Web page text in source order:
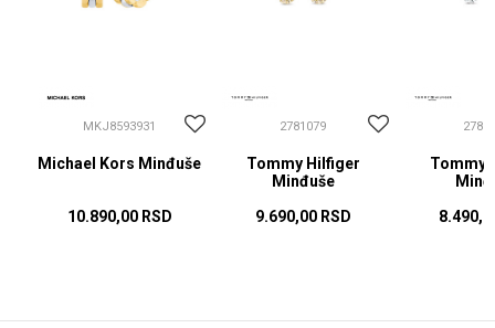
MKJ8593931
Michael Kors Minđuše
10.890,00 RSD
2781079
Tommy Hilfiger
Minđuše
9.690,00 RSD
Tommy